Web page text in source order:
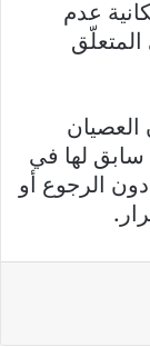
عدم
المتعلّق
العصيان
سابق لها في
الرجوع أو